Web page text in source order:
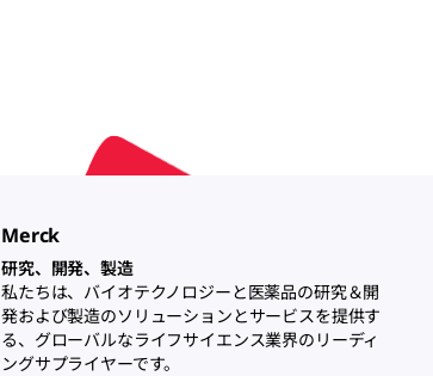
Merck
研究、開発、製造
私たちは、バイオテクノロジーと医薬品の研究＆開
発および製造のソリューションとサービスを提供す
る、グローバルなライフサイエンス業界のリーディ
ングサプライヤーです。